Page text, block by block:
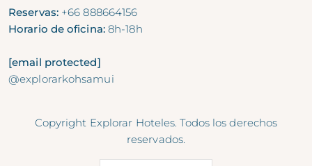
Reservas: +66 888664156
Horario de oficina:8h-18h
[email protected]
@explorarkohsamui
Copyright Explorar Hoteles. Todos los derechos
reservados.